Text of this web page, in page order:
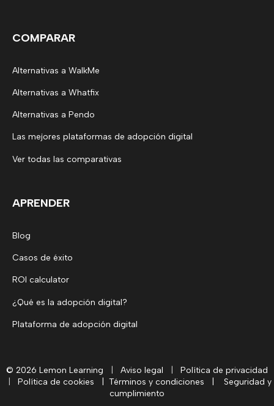
COMPARAR
Alternativas a WalkMe
Alternativas a Whatfix
Alternativas a Pendo
Las mejores plataformas de adopción digital
Ver todas las comparativas
APRENDER
Blog
Casos de éxito
ROI calculator
¿Qué es la adopción digital?
Plataforma de adopción digital
© 2026 Lemon Learning Aviso legal
Política de privacidad
Política de cookies Términos y condiciones
Seguridad y
cumplimiento